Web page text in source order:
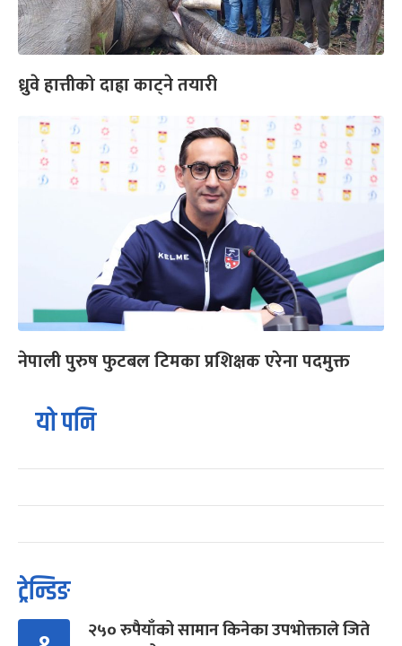
ध्रुवे हात्तीको दाह्रा काट्ने तयारी
नेपाली पुरुष फुटबल टिमका प्रशिक्षक एरेना पदमुक्त
यो पनि
ट्रेन्डिङ
२५० रुपैयाँको सामान किनेका उपभोक्ताले जिते